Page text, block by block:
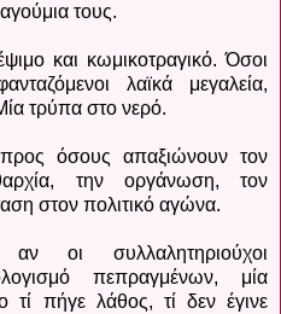
τους.
και κωμικοτραγικό. Όσοι
λαϊκά μεγαλεία,
τρύπα στο νερό.
προς όσους απαξιώνουν τον
την οργάνωση, τον
στον πολιτικό αγώνα.
οι συλλαλητηριούχοι
πεπραγμένων, μία
τί πήγε λάθος, τί δεν έγινε